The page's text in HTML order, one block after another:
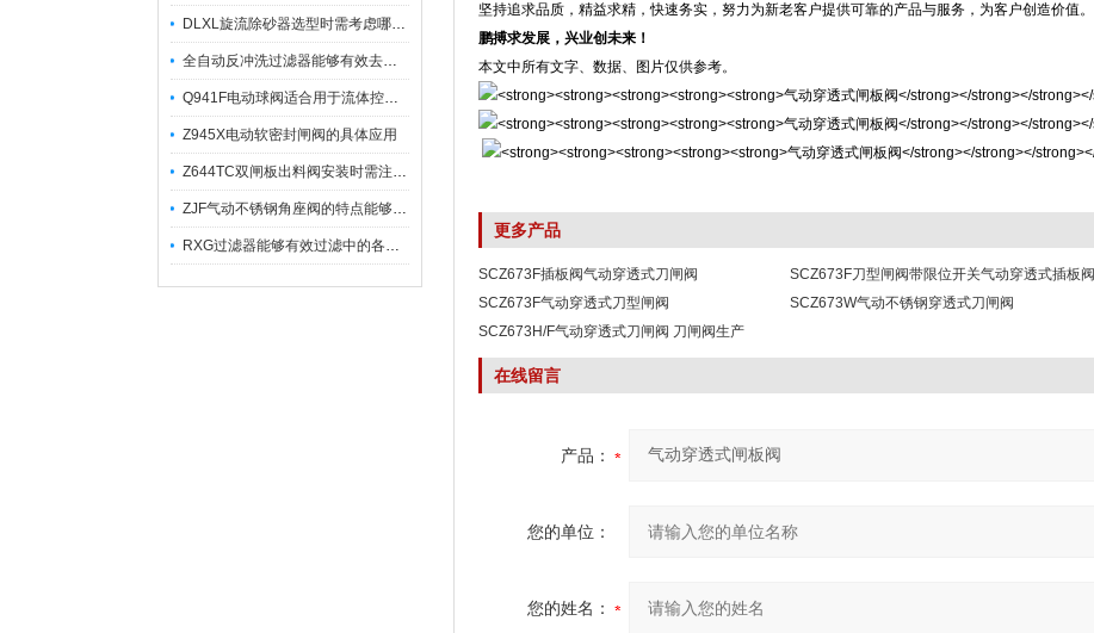
DLXL旋流除砂器选型时需考虑哪些因素？
全自动反冲洗过滤器能够有效去除不同粒径的固体杂
Q941F电动球阀适合用于流体控制需要迅速反应的场合
Z945X电动软密封闸阀的具体应用
Z644TC双闸板出料阀安装时需注意哪些事项？
ZJF气动不锈钢角座阀的特点能够稳定地控制介质流量
RXG过滤器能够有效过滤中的各种杂质
坚持追求品质，精益求精，快速务实，努力为新老客户提供可靠的产品与服务，为客户创造价值。
鹏搏求发展，兴业创未来！
本文中所有文字、数据、图片仅供参考。
更多产品
SCZ673F插板阀气动穿透式刀闸阀 SCZ673F刀型闸阀带限位开关气动穿透式插板阀
SCZ673F气动穿透式刀型闸阀
SCZ673W气动不锈钢穿透式刀闸阀
SCZ673H/F气动穿透式刀闸阀 刀闸阀生产
在线留言
产品：
您的单位：
您的姓名：